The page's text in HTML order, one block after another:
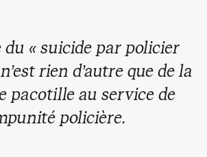
« suicide par policier
rien d’autre que de la
pacotille au service de
policière.